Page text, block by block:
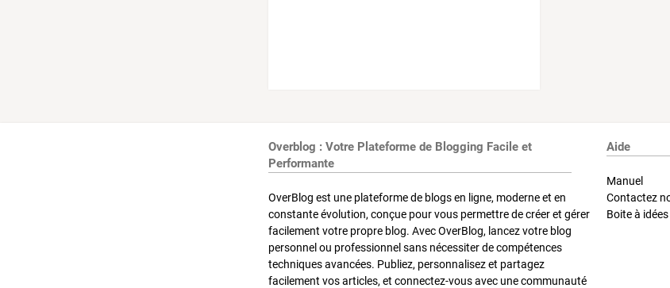
Overblog : Votre Plateforme de Blogging Facile et
Performante
OverBlog est une plateforme de blogs en ligne, moderne et en
constante évolution, conçue pour vous permettre de créer et gérer
facilement votre propre blog. Avec OverBlog, lancez votre blog
personnel ou professionnel sans nécessiter de compétences
techniques avancées. Publiez, personnalisez et partagez
facilement vos articles, et connectez-vous avec une communauté
Aide
Manuel
Contactez
Boite à idées